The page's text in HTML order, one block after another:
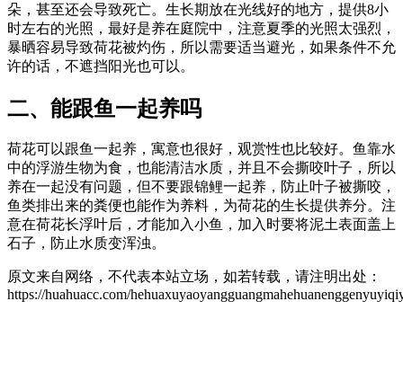
朵，甚至还会导致死亡。生长期放在光线好的地方，提供8小
时左右的光照，最好是养在庭院中，注意夏季的光照太强烈，
暴晒容易导致荷花被灼伤，所以需要适当避光，如果条件不允
许的话，不遮挡阳光也可以。
二、能跟鱼一起养吗
荷花可以跟鱼一起养，寓意也很好，观赏性也比较好。鱼靠水
中的浮游生物为食，也能清洁水质，并且不会撕咬叶子，所以
养在一起没有问题，但不要跟锦鲤一起养，防止叶子被撕咬，
鱼类排出来的粪便也能作为养料，为荷花的生长提供养分。注
意在荷花长浮叶后，才能加入小鱼，加入时要将泥土表面盖上
石子，防止水质变浑浊。
原文来自网络，不代表本站立场，如若转载，请注明出处：
https://huahuacc.com/